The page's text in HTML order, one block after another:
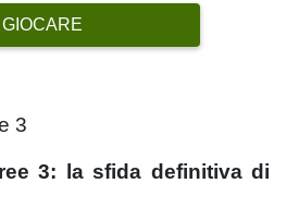
GIOCARE
3
3: la sfida definitiva di